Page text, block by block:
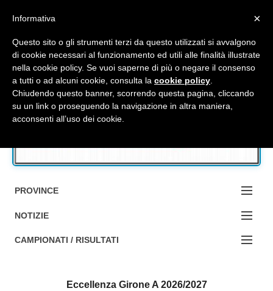
Accedi / Registrati
Contattaci
PROVINCE
EDIZIONE:
BOLOGNA
NOTIZIE
NOTIZIE:
CAMPIONATI / RISULTATI
Eccellenza Girone A 2026/2027
×
Informativa
Questo sito o gli strumenti terzi da questo utilizzati si avvalgono
di cookie necessari al funzionamento ed utili alle finalità illustrate
nella cookie policy. Se vuoi saperne di più o negare il consenso
a tutti o ad alcuni cookie, consulta la cookie policy
Chiudendo questo banner, scorrendo questa pagina, cliccando
su un link o proseguendo la navigazione in altra maniera,
acconsenti all’uso dei cookie.